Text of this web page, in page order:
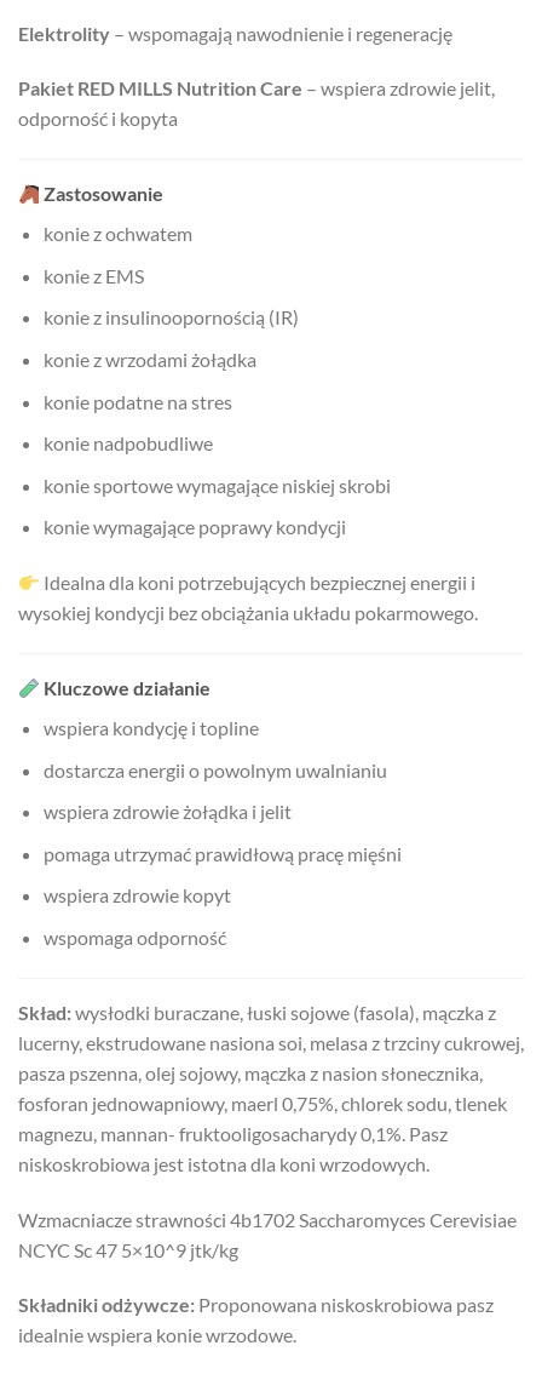
Elektrolity – wspomagają nawodnienie i regenerację
Pakiet RED MILLS Nutrition Care – wspiera zdrowie jelit,
odporność i kopyta
Zastosowanie
konie z ochwatem
konie z EMS
konie z insulinoopornością (IR)
konie z wrzodami żołądka
konie podatne na stres
konie nadpobudliwe
konie sportowe wymagające niskiej skrobi
konie wymagające poprawy kondycji
Idealna dla koni potrzebujących bezpiecznej energii i
wysokiej kondycji bez obciążania układu pokarmowego.
Kluczowe działanie
wspiera kondycję i topline
dostarcza energii o powolnym uwalnianiu
wspiera zdrowie żołądka i jelit
pomaga utrzymać prawidłową pracę mięśni
wspiera zdrowie kopyt
wspomaga odporność
Skład:wysłodki buraczane, łuski sojowe (fasola), mączka z
lucerny, ekstrudowane nasiona soi, melasa z trzciny cukrowej,
pasza pszenna, olej sojowy, mączka z nasion słonecznika,
fosforan jednowapniowy, maerl 0,75%, chlorek sodu, tlenek
magnezu, mannan- fruktooligosacharydy 0,1%. Pasz
niskoskrobiowa jest istotna dla koni wrzodowych.
Wzmacniacze strawności 4b1702 Saccharomyces Cerevisiae
NCYC Sc 47 5×10^9 jtk/kg
Składniki odżywcze: Proponowana niskoskrobiowa pasz
idealnie wspiera konie wrzodowe.